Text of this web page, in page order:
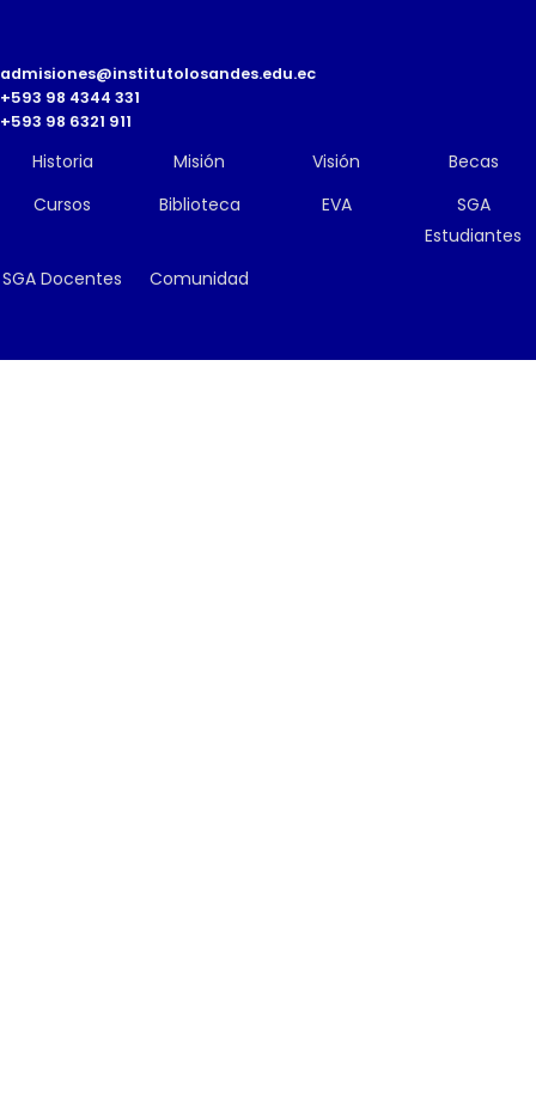
admisiones@institutolosandes.edu.ec
+593 98 4344 331
+593 98 6321 911
Historia Misión Visión
Becas
Cursos
Biblioteca EVA
SGA
Estudiantes
SGA Docentes
Comunidad